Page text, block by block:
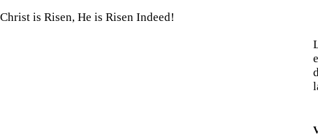
Christ is Risen, He is Risen Indeed!